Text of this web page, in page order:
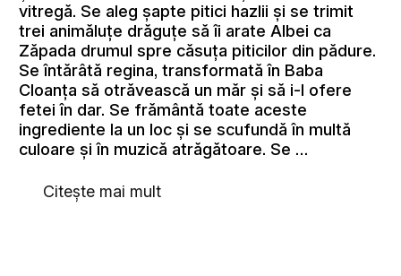
vitregă. Se aleg şapte pitici hazlii şi se trimit
trei animăluţe drăguţe să îi arate Albei ca
Zăpada drumul spre căsuţa piticilor din pădure.
Se întărâtă regina, transformată în Baba
Cloanţa să otrăvească un măr şi să i-l ofere
fetei în dar. Se frământă toate aceste
ingrediente la un loc şi se scufundă în multă
culoare şi în muzică atrăgătoare. Se …
Citește mai mult